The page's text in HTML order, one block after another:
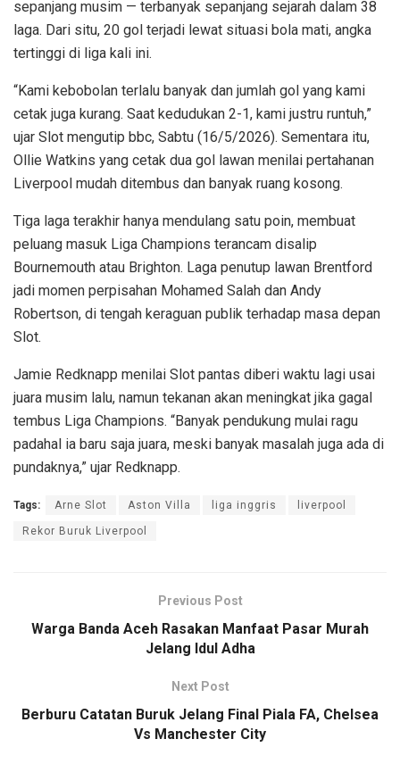
sepanjang musim — terbanyak sepanjang sejarah dalam 38
laga. Dari situ, 20 gol terjadi lewat situasi bola mati, angka
tertinggi di liga kali ini.
“Kami kebobolan terlalu banyak dan jumlah gol yang kami
cetak juga kurang. Saat kedudukan 2-1, kami justru runtuh,”
ujar Slot mengutip bbc, Sabtu (16/5/2026). Sementara itu,
Ollie Watkins yang cetak dua gol lawan menilai pertahanan
Liverpool mudah ditembus dan banyak ruang kosong.
Tiga laga terakhir hanya mendulang satu poin, membuat
peluang masuk Liga Champions terancam disalip
Bournemouth atau Brighton. Laga penutup lawan Brentford
jadi momen perpisahan Mohamed Salah dan Andy
Robertson, di tengah keraguan publik terhadap masa depan
Slot.
Jamie Redknapp menilai Slot pantas diberi waktu lagi usai
juara musim lalu, namun tekanan akan meningkat jika gagal
tembus Liga Champions. “Banyak pendukung mulai ragu
padahal ia baru saja juara, meski banyak masalah juga ada di
pundaknya,” ujar Redknapp.
Tags: Arne Slot Aston Villa liga inggris liverpool
Rekor Buruk Liverpool
Previous Post
Warga Banda Aceh Rasakan Manfaat Pasar Murah
Jelang Idul Adha
Next Post
Berburu Catatan Buruk Jelang Final Piala FA, Chelsea
Vs Manchester City